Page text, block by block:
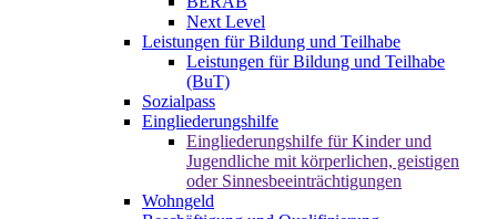
Next Level
Leistungen für Bildung und Teilhabe
Leistungen für Bildung und Teilhabe
(BuT)
Sozialpass
Eingliederungshilfe
Eingliederungshilfe für Kinder und
Jugendliche mit körperlichen, geistigen
oder Sinnesbeeinträchtigungen
Wohngeld